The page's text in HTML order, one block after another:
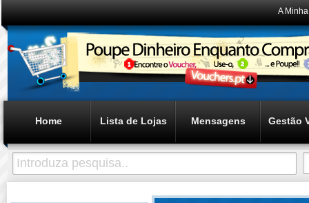
A
Home Lista de Lojas Mensagens Gestão